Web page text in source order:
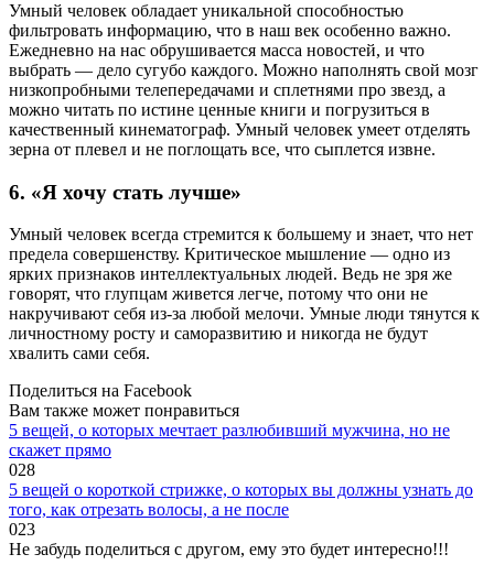
Умный человек обладает уникальной способностью
фильтровать информацию, что в наш век особенно важно.
Ежедневно на нас обрушивается масса новостей, и что
выбрать — дело сугубо каждого. Можно наполнять свой мозг
низкопробными телепередачами и сплетнями про звезд, а
можно читать по истине ценные книги и погрузиться в
качественный кинематограф. Умный человек умеет отделять
зерна от плевел и не поглощать все, что сыплется извне.
6. «Я хочу стать лучше»
Умный человек всегда стремится к большему и знает, что нет
предела совершенству. Критическое мышление — одно из
ярких признаков интеллектуальных людей. Ведь не зря же
говорят, что глупцам живется легче, потому что они не
накручивают себя из-за любой мелочи. Умные люди тянутся к
личностному росту и саморазвитию и никогда не будут
хвалить сами себя.
Поделиться на Facebook
Вам также может понравиться
5 вещей, о которых мечтает разлюбивший мужчина, но не
скажет прямо
028
5 вещей о короткой стрижке, о которых вы должны узнать до
того, как отрезать волосы, а не после
023
Не забудь поделиться с другом, ему это будет интересно!!!